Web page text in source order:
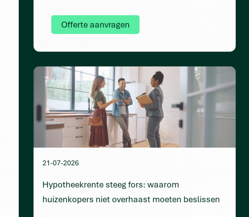
Offerte aanvragen
21-07-2026
Hypotheekrente steeg fors: waarom
huizenkopers niet overhaast moeten beslissen